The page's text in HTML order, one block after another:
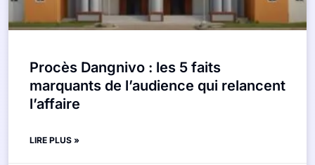
Procès Dangnivo : les 5 faits
marquants de l’audience qui relancent
l’affaire
LIRE PLUS »